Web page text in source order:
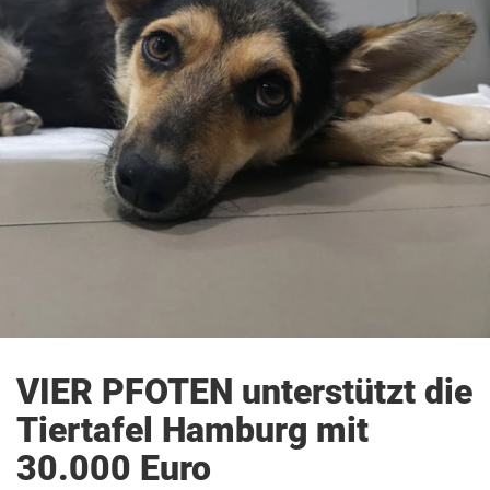
VIER PFOTEN unterstützt die
Tiertafel Hamburg mit
30.000 Euro